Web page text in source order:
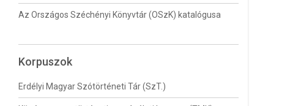
Az Országos Széchényi Könyvtár (OSzK) katalógusa
Korpuszok
Erdélyi Magyar Szótörténeti Tár (SzT.)